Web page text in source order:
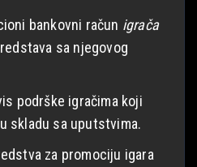
bankovni račun igrača
sa njegovog
podrške igračima koji
skladu sa uputstvima.
za promociju igara